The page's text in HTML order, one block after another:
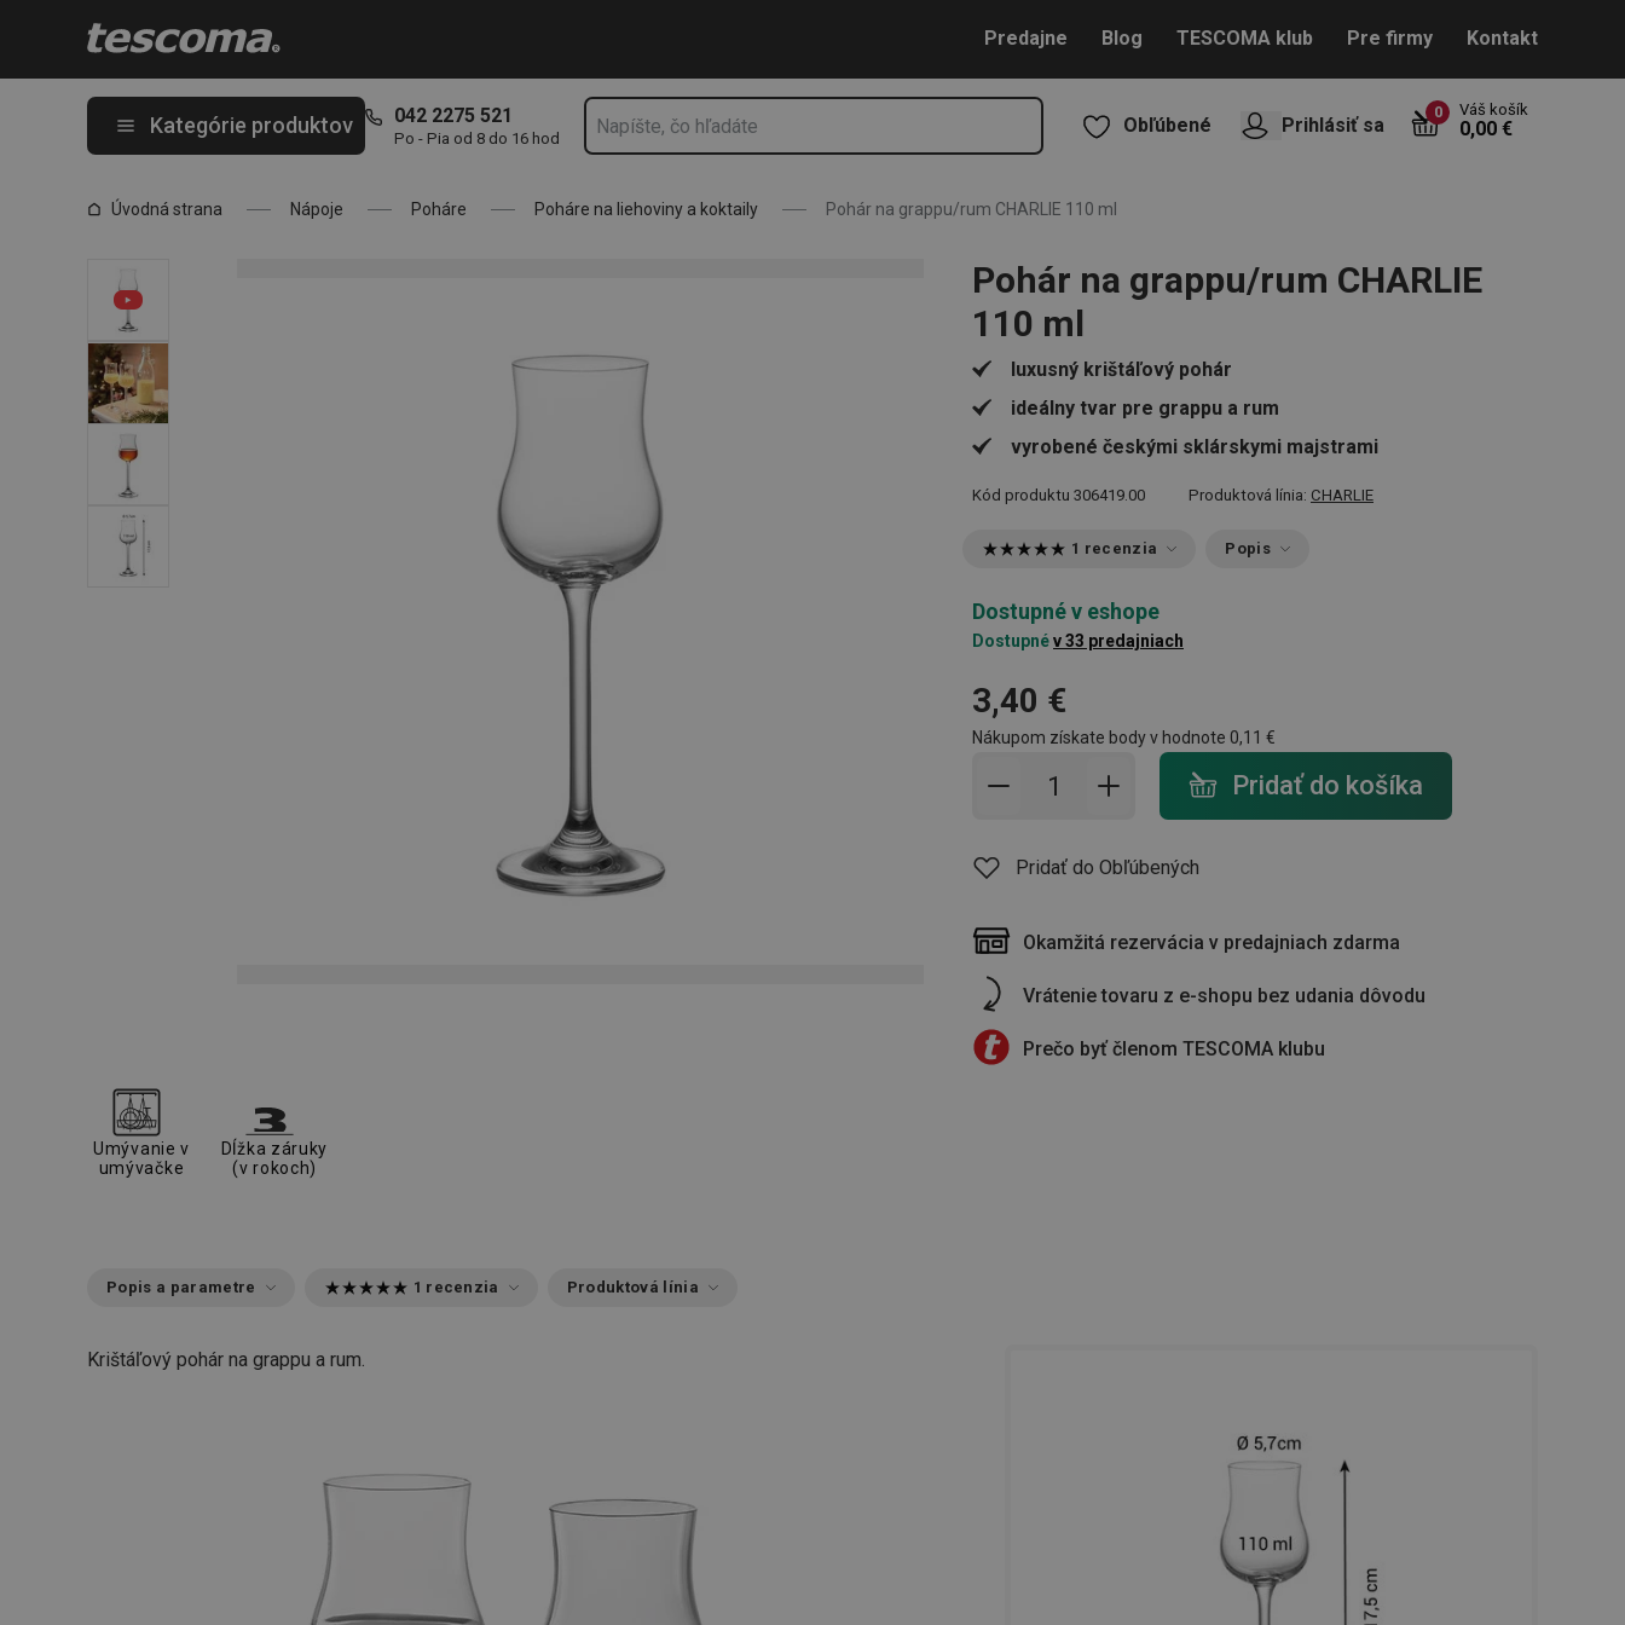
Predajne Blog TESCOMA klub Pre firmy Kontakt
Kategórie produktov 042 2275 521
Po - Pia od 8 do 16 hod
Obľúbené Prihlásiť sa
0 Váš košík
0,00 €
Úvodná strana Nápoje Poháre Poháre na liehoviny a koktaily Pohár na grappu/rum CHARLIE 110 ml
Pohár na grappu/rum CHARLIE
110 ml
luxusný krištáľový pohár
ideálny tvar pre grappu a rum
vyrobené českými sklárskymi majstrami
Kód produktu 306419.00 Produktová línia: CHARLIE
1 recenzia Popis
Dostupné v eshope
Dostupnév 33 predajniach
3,40 €
Nákupom získate body v hodnote 0,11 €
Pridať do košíka - počet
Pridať do košíka
Pridať do Obľúbených
Okamžitá rezervácia v predajniach zdarma
Vrátenie tovaru z e-shopu bez udania dôvodu
Prečo byť členom TESCOMA klubu
Umývanie v
umývačke
Dĺžka záruky
(v rokoch)
Popis a parametre 1 recenzia Produktová línia
Krištáľový pohár na grappu a rum.